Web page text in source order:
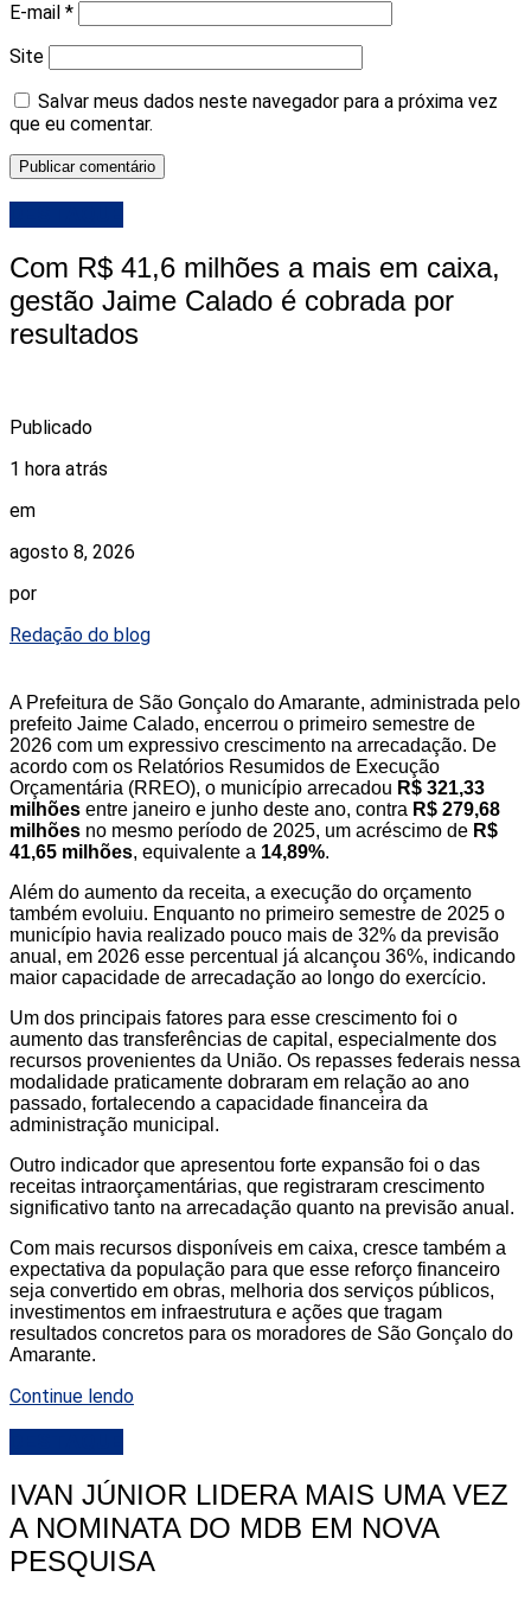
E-mail *
Site
Salvar meus dados neste navegador para a próxima vez
que eu comentar.
Com R$ 41,6 milhões a mais em caixa,
gestão Jaime Calado é cobrada por
resultados
Publicado
1 hora atrás
em
agosto 8, 2026
por
Redação do blog
A Prefeitura de São Gonçalo do Amarante, administrada pelo
prefeito Jaime Calado, encerrou o primeiro semestre de
2026 com um expressivo crescimento na arrecadação. De
acordo com os Relatórios Resumidos de Execução
Orçamentária (RREO), o município arrecadou R$ 321,33
milhões entre janeiro e junho deste ano, contra R$ 279,68
milhões no mesmo período de 2025, um acréscimo de R$
41,65 milhões, equivalente a 14,89%.
Além do aumento da receita, a execução do orçamento
também evoluiu. Enquanto no primeiro semestre de 2025 o
município havia realizado pouco mais de 32% da previsão
anual, em 2026 esse percentual já alcançou 36%, indicando
maior capacidade de arrecadação ao longo do exercício.
Um dos principais fatores para esse crescimento foi o
aumento das transferências de capital, especialmente dos
recursos provenientes da União. Os repasses federais nessa
modalidade praticamente dobraram em relação ao ano
passado, fortalecendo a capacidade financeira da
administração municipal.
Outro indicador que apresentou forte expansão foi o das
receitas intraorçamentárias, que registraram crescimento
significativo tanto na arrecadação quanto na previsão anual.
Com mais recursos disponíveis em caixa, cresce também a
expectativa da população para que esse reforço financeiro
seja convertido em obras, melhoria dos serviços públicos,
investimentos em infraestrutura e ações que tragam
resultados concretos para os moradores de São Gonçalo do
Amarante.
Continue lendo
IVAN JÚNIOR LIDERA MAIS UMA VEZ
A NOMINATA DO MDB EM NOVA
PESQUISA